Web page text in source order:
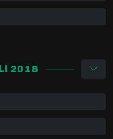
2018